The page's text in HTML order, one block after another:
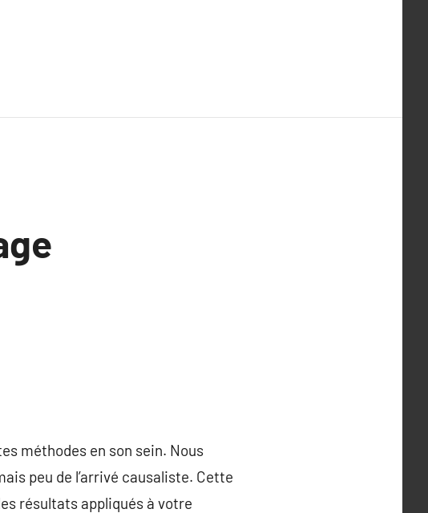
méthodes en son sein. Nous
peu de l’arrivé causaliste. Cette
résultats appliqués à votre